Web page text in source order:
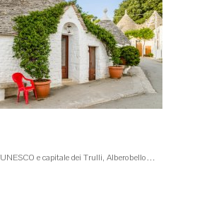
e capitale dei Trulli, Alberobello…